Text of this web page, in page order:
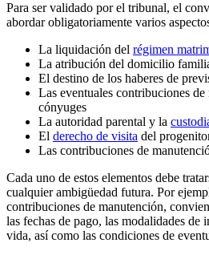
Para ser validado por el tribunal, el
abordar obligatoriamente varios
La liquidación del régimen
La atribución del domicilio
El destino de los haberes de
Las eventuales contribuciones
cónyuges
La autoridad parental y la
El derecho de visita del
Las contribuciones de
Cada uno de estos elementos debe
cualquier ambigüedad futura. Por
contribuciones de manutención,
las fechas de pago, las modalidades de
vida, así como las condiciones de